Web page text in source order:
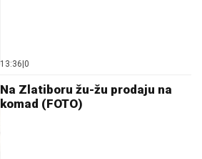
13:36 0
Na Zlatiboru žu-žu prodaju na
komad (FOTO)